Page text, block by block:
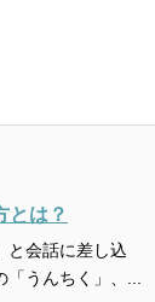
とは？
と会話に差し込
うんちく」、...